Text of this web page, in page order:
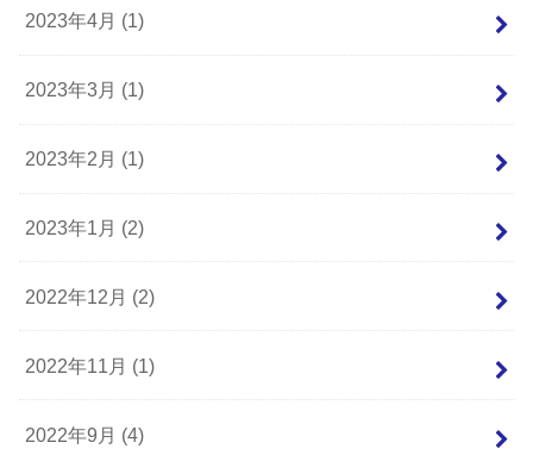
2023年4月 (1)
2023年3月 (1)
2023年2月 (1)
2023年1月 (2)
2022年12月 (2)
2022年11月 (1)
2022年9月 (4)